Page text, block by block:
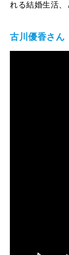
れる結婚生活
古川優香さ